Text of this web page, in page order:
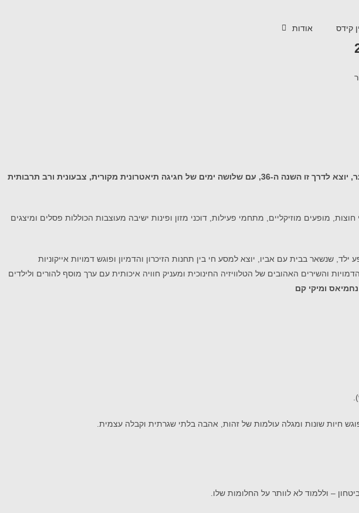
קידס אודות
פסטיבל הצגות הילדים של תיאטרון חיפה, מהאירועים התרבותיים המרכזיים, הוותיקים והמשפיעים בישראל לילדים ולנוער, יוצא לדרך זו השנה ה-36, עם שלושה ימים של חגיגה תיאטרונית מקורית, צבעונית ורב תרבותית
מופעים מוזיקליים, מתחמי פעילות, דוכני מזון ופינות ישיבה מעוצבות הכוללות פסלים ומיצגים
ילד, שנשאר בבית עם אביו, יוצא למסע חי בין תחנות הזיכרון והדמיון ופוגש דמויות אייקוניות
והשירים האהובים של הטלוויזיה החינוכית ומעניק חוויה איכותית עם ערך מוסף להורים ולילדים
נחמיאס ומיקי קם
חיות שונות ומגלה עולמות של זהות, אהבה בלתי שגרתית וקבלה עצמית.
– וללמוד לא לוותר על החלומות שלו.